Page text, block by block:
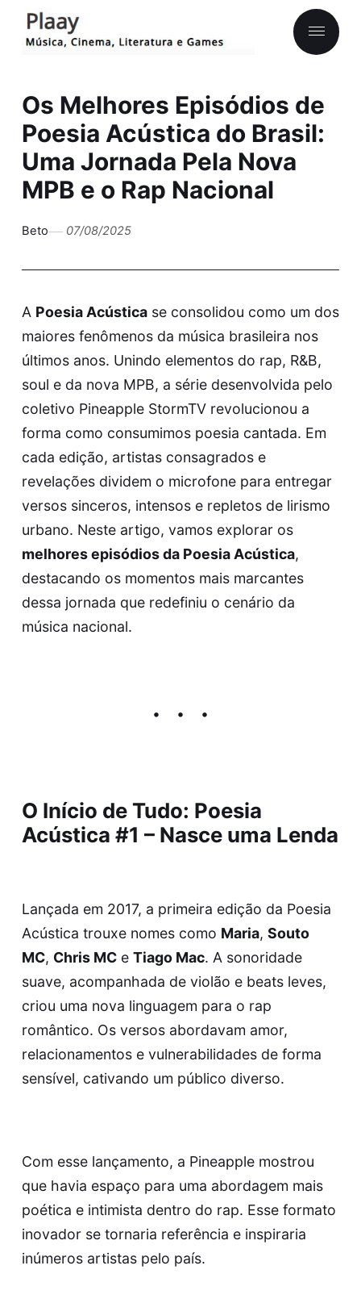
Os Melhores Episódios de
Poesia Acústica do Brasil:
Uma Jornada Pela Nova
MPB e o Rap Nacional
Beto 07/08/2025
A Poesia Acústicase consolidou como um dos
maiores fenômenos da música brasileira nos
últimos anos. Unindo elementos do rap, R&B,
soul e da nova MPB, a série desenvolvida pelo
coletivo Pineapple StormTV revolucionou a
forma como consumimos poesia cantada. Em
cada edição, artistas consagrados e
revelações dividem o microfone para entregar
versos sinceros, intensos e repletos de lirismo
urbano. Neste artigo, vamos explorar os
melhores episódios da Poesia Acústica,
destacando os momentos mais marcantes
dessa jornada que redefiniu o cenário da
música nacional.
O Início de Tudo: Poesia
Acústica #1 – Nasce uma Lenda
Lançada em 2017, a primeira edição da Poesia
Acústica trouxe nomes como Maria, Souto
MC, Chris MCe Tiago Mac. A sonoridade
suave, acompanhada de violão e beats leves,
criou uma nova linguagem para o rap
romântico. Os versos abordavam amor,
relacionamentos e vulnerabilidades de forma
sensível, cativando um público diverso.
Com esse lançamento, a Pineapple mostrou
que havia espaço para uma abordagem mais
poética e intimista dentro do rap. Esse formato
inovador se tornaria referência e inspiraria
inúmeros artistas pelo país.